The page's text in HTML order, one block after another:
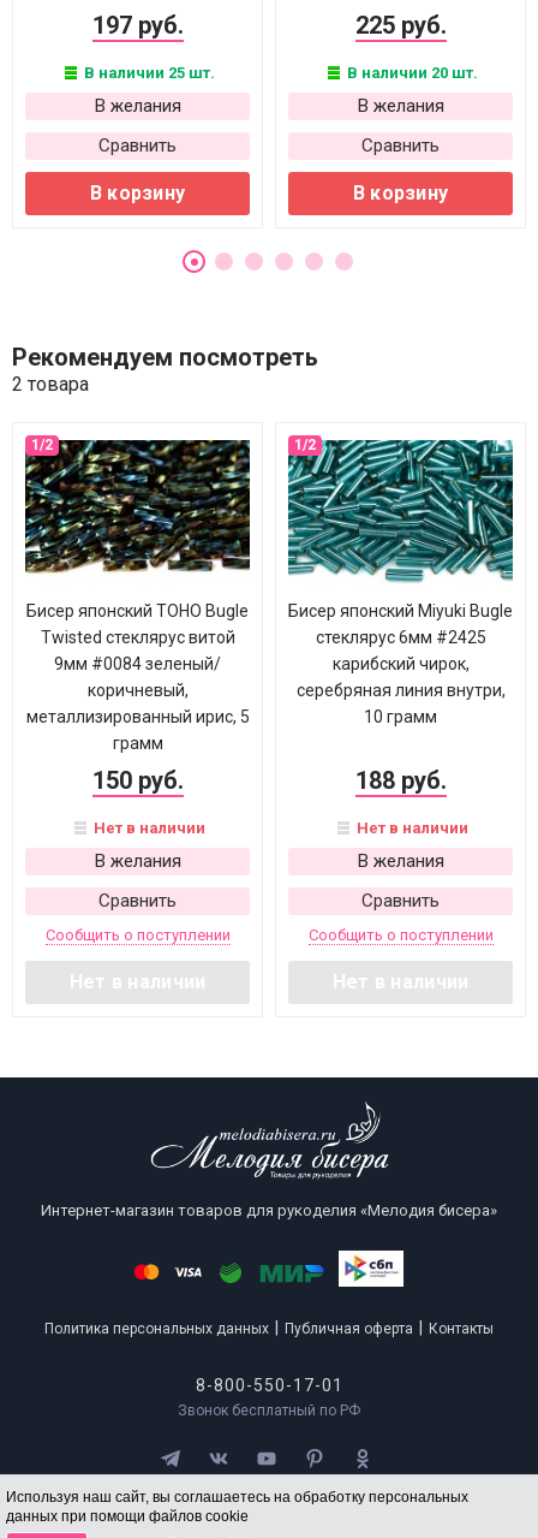
Используя наш сайт, вы соглашаетесь на обработку персональных
данных при помощи файлов cookie
197 руб.
В наличии 25 шт.
В желания
Сравнить
В корзину
225 руб.
В наличии 20 шт.
В желания
Сравнить
В корзину
Рекомендуем посмотреть
2 товара
Бисер японский TOHO Bugle
Twisted стеклярус витой
9мм #0084 зеленый/
коричневый,
металлизированный ирис, 5
грамм
150 руб.
Нет в наличии
В желания
Сравнить
Сообщить о поступлении
Нет в наличии
Бисер японский Miyuki Bugle
стеклярус 6мм #2425
карибский чирок,
серебряная линия внутри,
10 грамм
188 руб.
Нет в наличии
В желания
Сравнить
Сообщить о поступлении
Нет в наличии
Интернет-магазин товаров для рукоделия «Мелодия бисера»
Политика персональных данных Публичная оферта Контакты
8-800-550-17-01
Звонок бесплатный по РФ